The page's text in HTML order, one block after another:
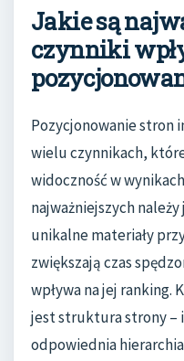
Jakie są
czynniki
Pozycjonowanie stron
wielu czynnikach,
widoczność w
najważniejszych
unikalne materiały
zwiększają czas
wpływa na jej
jest struktura strony –
odpowiednia